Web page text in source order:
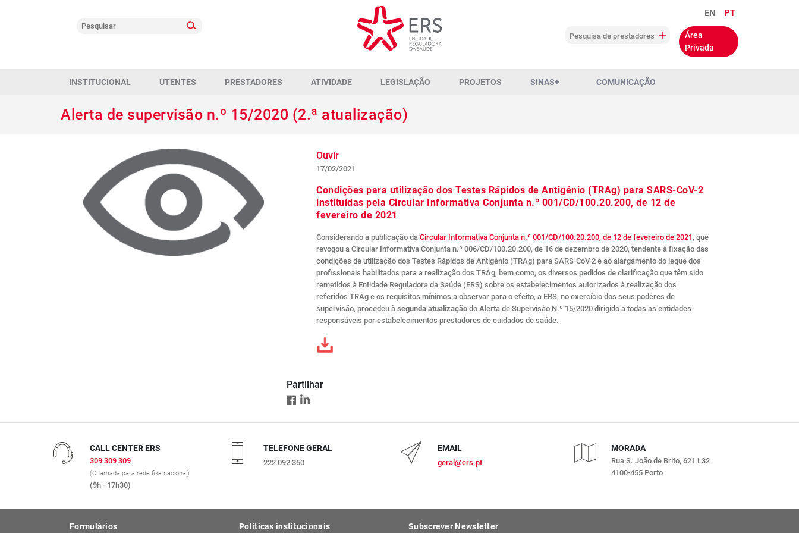
EN PT
Área
Privada
Pesquisa de prestadores
INSTITUCIONAL UTENTES PRESTADORES ATIVIDADE LEGISLAÇÃO PROJETOS SINAS+ COMUNICAÇÃO
Alerta de supervisão n.º 15/2020 (2.ª atualização)
Ouvir
17/02/2021
Condições para utilização dos Testes Rápidos de Antigénio (TRAg) para SARS-CoV-2
instituídas pela Circular Informativa Conjunta n.º 001/CD/100.20.200, de 12 de
fevereiro de 2021
Considerando a publicação da Circular Informativa Conjunta n.º 001/CD/100.20.200, de 12 de fevereiro de 2021, que
revogou a Circular Informativa Conjunta n.º 006/CD/100.20.200, de 16 de dezembro de 2020, tendente à fixação das
condições de utilização dos Testes Rápidos de Antigénio (TRAg) para SARS-CoV-2 e ao alargamento do leque dos
profissionais habilitados para a realização dos TRAg, bem como, os diversos pedidos de clarificação que têm sido
remetidos à Entidade Reguladora da Saúde (ERS) sobre os estabelecimentos autorizados à realização dos
referidos TRAg e os requisitos mínimos a observar para o efeito, a ERS, no exercício dos seus poderes de
supervisão, procedeu à segunda atualização do Alerta de Supervisão N.º 15/2020 dirigido a todas as entidades
responsáveis por estabelecimentos prestadores de cuidados de saúde.
Partilhar
CALL CENTER ERS
309 309 309
(Chamada para rede fixa nacional)
(9h - 17h30)
TELEFONE GERAL
222 092 350
EMAIL
geral@ers.pt
MORADA
Rua S. João de Brito, 621 L32
4100-455 Porto
Formulários Políticas institucionais Subscrever Newsletter